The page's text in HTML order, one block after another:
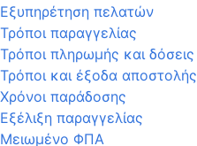
Εξυπηρέτηση πελατών
Τρόποι παραγγελίας
Τρόποι πληρωμής και δόσεις
Τρόποι και έξοδα αποστολής
Χρόνοι παράδοσης
Εξέλιξη παραγγελίας
Μειωμένο ΦΠΑ